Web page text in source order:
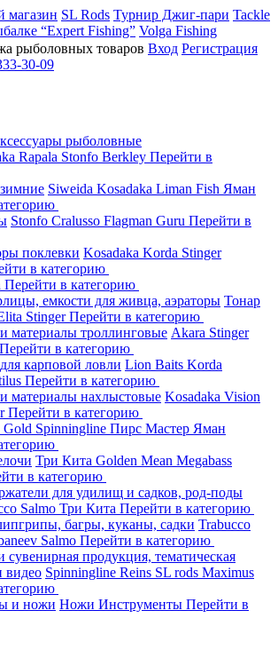
магазин SL Rods Турнир Джиг-пари Tackle
“Expert Fishing” Volga Fishing
рыболовных товаров Вход Регистрация
30-09
рыболовные
Rapala Stonfo Berkley Перейти в
Siweida Kosadaka Liman Fish Яман
Stonfo Cralusso Flagman Guru Перейти в
поклевки Kosadaka Korda Stinger
в категорию
Перейти в категорию
емкости для живца, аэраторы Тонар
StingerПерейти в категорию
материалы троллинговые Akara Stinger
Перейти в категорию
карповой ловли Lion Baits Korda
Перейти в категорию
материалы нахлыстовые Kosadaka Vision
Перейти в категорию
Gold Spinningline Пирс Мастер Яман
Три Кита Golden Mean Megabass
в категорию
для удилищ и садков, род-поды
Salmo Три Кита Перейти в категорию
багры, куканы, садки Trabucco
Salmo Перейти в категорию
продукция, тематическая
видео Spinningline Reins SL rods Maximus
и ножи Ножи Инструменты Перейти в